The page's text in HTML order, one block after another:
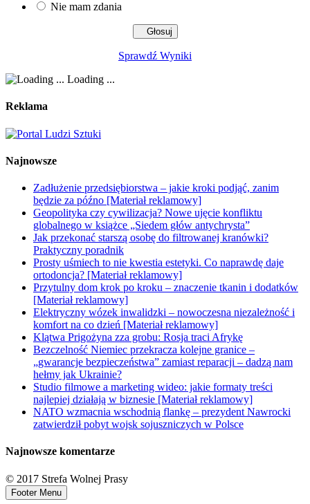
Nie mam zdania
Sprawdź Wyniki
Loading ...
Reklama
Najnowsze
Zadłużenie przedsiębiorstwa – jakie kroki podjąć, zanim
będzie za późno [Materiał reklamowy]
Geopolityka czy cywilizacja? Nowe ujęcie konfliktu
globalnego w książce „Siedem głów antychrysta”
Jak przekonać starszą osobę do filtrowanej kranówki?
Praktyczny poradnik
Prosty uśmiech to nie kwestia estetyki. Co naprawdę daje
ortodoncja? [Materiał reklamowy]
Przytulny dom krok po kroku – znaczenie tkanin i dodatków
[Materiał reklamowy]
Elektryczny wózek inwalidzki – nowoczesna niezależność i
komfort na co dzień [Materiał reklamowy]
Klątwa Prigożyna zza grobu: Rosja traci Afrykę
Bezczelność Niemiec przekracza kolejne granice –
„gwarancje bezpieczeństwa” zamiast reparacji – dadzą nam
hełmy jak Ukrainie?
Studio filmowe a marketing wideo: jakie formaty treści
najlepiej działają w biznesie [Materiał reklamowy]
NATO wzmacnia wschodnią flankę – prezydent Nawrocki
zatwierdził pobyt wojsk sojuszniczych w Polsce
Najnowsze komentarze
© 2017 Strefa Wolnej Prasy
Footer Menu